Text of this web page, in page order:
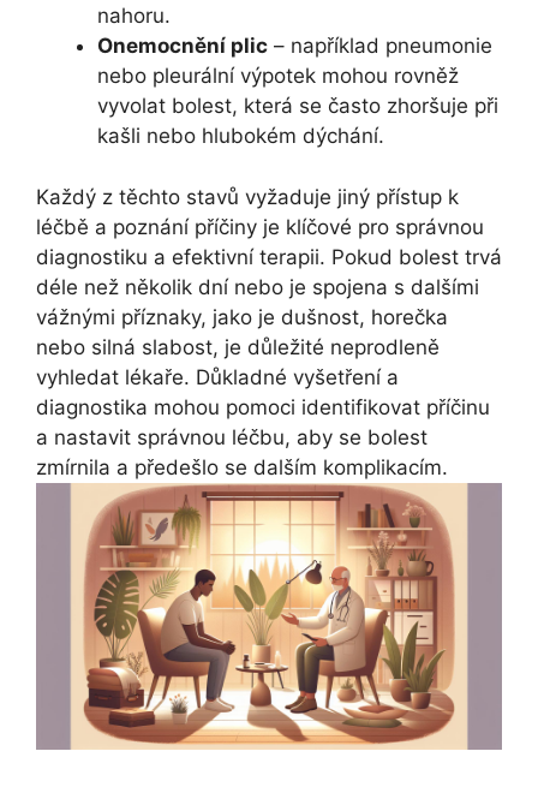
nahoru.
Onemocnění plic – například pneumonie
nebo pleurální výpotek mohou rovněž
vyvolat bolest, která se často zhoršuje při
kašli nebo hlubokém dýchání.
Každý z těchto stavů vyžaduje jiný přístup k
léčbě a poznání příčiny je klíčové pro správnou
diagnostiku a efektivní terapii. Pokud bolest trvá
déle než několik dní nebo je spojena s dalšími
vážnými příznaky, jako je dušnost, horečka
nebo silná slabost, je důležité neprodleně
vyhledat lékaře. Důkladné vyšetření a
diagnostika mohou pomoci identifikovat příčinu
a nastavit správnou léčbu, aby se bolest
zmírnila a předešlo se dalším komplikacím.